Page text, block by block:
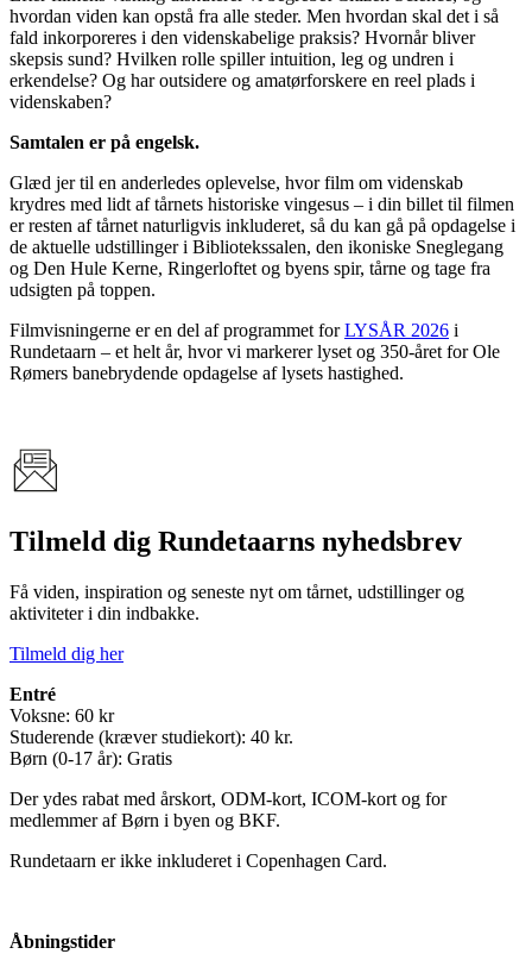
hvordan viden kan opstå fra alle steder. Men hvordan skal det i så
fald inkorporeres i den videnskabelige praksis? Hvornår bliver
skepsis sund? Hvilken rolle spiller intuition, leg og undren i
erkendelse? Og har outsidere og amatørforskere en reel plads i
videnskaben?
Samtalen er på engelsk.
Glæd jer til en anderledes oplevelse, hvor film om videnskab
krydres med lidt af tårnets historiske vingesus – i din billet til filmen
er resten af tårnet naturligvis inkluderet, så du kan gå på opdagelse i
de aktuelle udstillinger i Bibliotekssalen, den ikoniske Sneglegang
og Den Hule Kerne, Ringerloftet og byens spir, tårne og tage fra
udsigten på toppen.
Filmvisningerne er en del af programmet forLYSÅR 2026 i
Rundetaarn – et helt år, hvor vi markerer lyset og 350-året for Ole
Rømers banebrydende opdagelse af lysets hastighed.
Tilmeld dig Rundetaarns nyhedsbrev
Få viden, inspiration og seneste nyt om tårnet, udstillinger og
aktiviteter i din indbakke.
Tilmeld dig her
Entré
Voksne: 60 kr
Studerende (kræver studiekort): 40 kr.
Børn (0-17 år): Gratis
Der ydes rabat med årskort, ODM-kort, ICOM-kort og for
medlemmer af Børn i byen og BKF.
Rundetaarn er ikke inkluderet i Copenhagen Card.
Åbningstider